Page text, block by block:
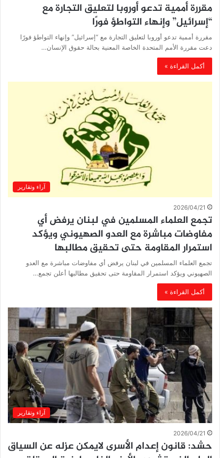
مقررة أممية تدعو أوروبا لتعليق التجارة مع
“إسرائيل” وإنهاء التواطؤ فورًا
مقررة أممية تدعو أوروبا لتعليق التجارة مع “إسرائيل” وإنهاء التواطؤ فورًا
دعت مقررة الأمم المتحدة الخاصة المعنية بحالة حقوق الإنسان…
أكمل القراءة »
آراء وتقارير
2026/04/21
تجمع العلماء المسلمين في لبنان يرفض أي
مفاوضات مباشرة مع العدو الصهيوني ويؤكد
استمرار المقاومة حتى تحقيق مطالبها
تجمع العلماء المسلمين في لبنان يرفض أي مفاوضات مباشرة مع العدو
الصهيوني ويؤكد استمرار المقاومة حتى تحقيق مطالبها أعلن تجمع…
أكمل القراءة »
آراء وتقارير
2026/04/21
حشد: قانون إعدام الأسرى لايمكن عزله عن السياق